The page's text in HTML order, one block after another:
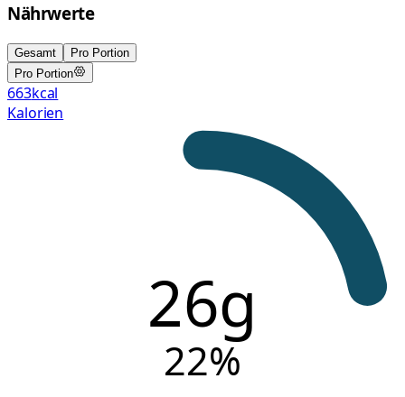
Nährwerte
Gesamt
Pro Portion
Pro Portion
663kcal
Kalorien
26g
22%